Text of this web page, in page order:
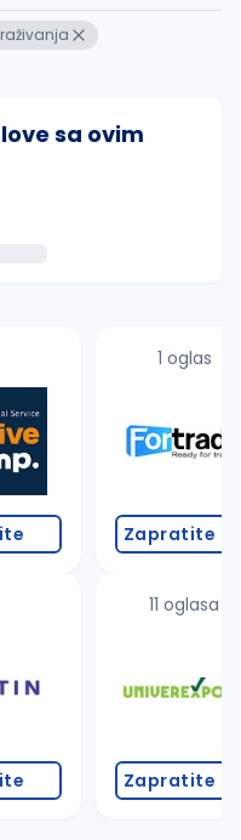
sa ovim
(koristite č, ć, š, đ,
grad
pretrage
1 oglas
Zapratite
11 oglasa
Zapratite